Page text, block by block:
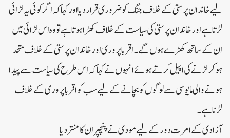
لیے خاندان پرستی کے خلاف جنگ کو ضروری قرار دیا اور کہا کہ اگر کوئی یہ لڑائی
لڑتا ہے اور خاندان پرستی کی سیاست کے خلاف کھڑا ہوتا ہے تو وہ اس لڑائی میں
ان کے ساتھ کھڑے ہوں گے۔ اقربا پروری اور خاندان پرستی کے خلاف متحد
ہو کر لڑنے کی اپیل کرتے ہوئے انہوں نے کہا کہ اس طرح کی سیاست سے پیدا
ہونے والی مایوسی سے لوگوں کو بچانے کے لیے سب کو اقربا پروری کے خلاف
لڑنا ہے۔
آزادی کے امرت دور کے لیے مودی نے پنچپران کا منتر دیا